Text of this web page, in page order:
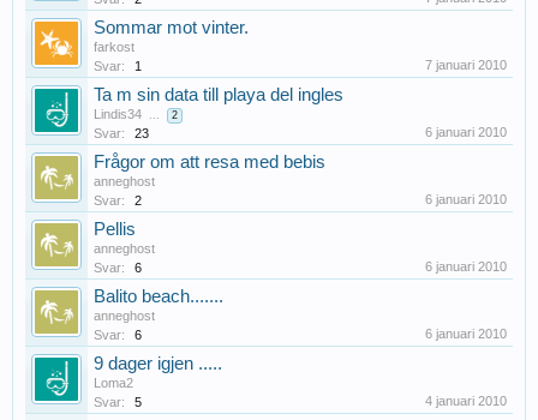
Sommar mot vinter.
farkost
Svar:
1 7 januari 2010
Ta m sin data till playa del ingles
Lindis34 ... 2
Svar: 23 6 januari 2010
Frågor om att resa med bebis
anneghost
Svar:
2 6 januari 2010
Pellis
anneghost
Svar:
6 6 januari 2010
Balito beach.......
anneghost
Svar:
6 6 januari 2010
9 dager igjen .....
Loma2
Svar:
5 4 januari 2010